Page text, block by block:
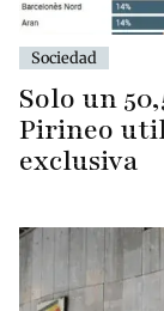
Sociedad
Solo un
Pirineo
exclusiva